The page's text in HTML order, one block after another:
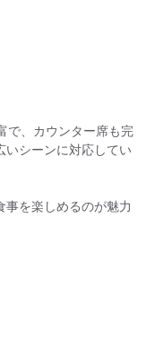
で、カウンター席も完
いシーンに対応してい
事を楽しめるのが魅力